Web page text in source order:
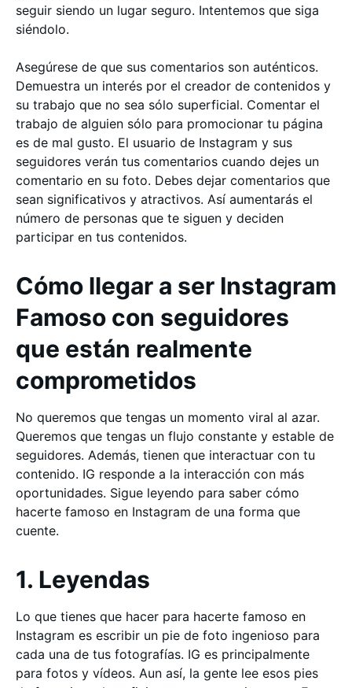
seguir siendo un lugar seguro. Intentemos que siga
siéndolo.
Asegúrese de que sus comentarios son auténticos.
Demuestra un interés por el creador de contenidos y
su trabajo que no sea sólo superficial. Comentar el
trabajo de alguien sólo para promocionar tu página
es de mal gusto. El usuario de Instagram y sus
seguidores verán tus comentarios cuando dejes un
comentario en su foto. Debes dejar comentarios que
sean significativos y atractivos. Así aumentarás el
número de personas que te siguen y deciden
participar en tus contenidos.
Cómo llegar a ser Instagram
Famoso con seguidores
que están realmente
comprometidos
No queremos que tengas un momento viral al azar.
Queremos que tengas un flujo constante y estable de
seguidores. Además, tienen que interactuar con tu
contenido. IG responde a la interacción con más
oportunidades. Sigue leyendo para saber cómo
hacerte famoso en Instagram de una forma que
cuente.
1. Leyendas
Lo que tienes que hacer para hacerte famoso en
Instagram es escribir un pie de foto ingenioso para
cada una de tus fotografías. IG es principalmente
para fotos y vídeos. Aun así, la gente lee esos pies